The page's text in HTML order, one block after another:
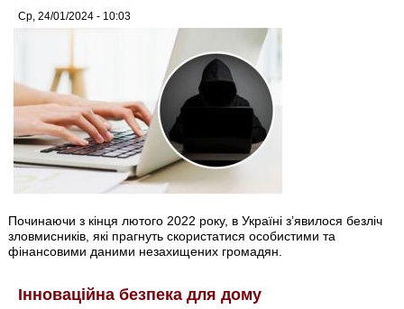
Ср, 24/01/2024 - 10:03
Починаючи з кінця лютого 2022 року, в Україні з’явилося безліч
зловмисників, які прагнуть скористатися особистими та
фінансовими даними незахищених громадян.
Інноваційна безпека для дому